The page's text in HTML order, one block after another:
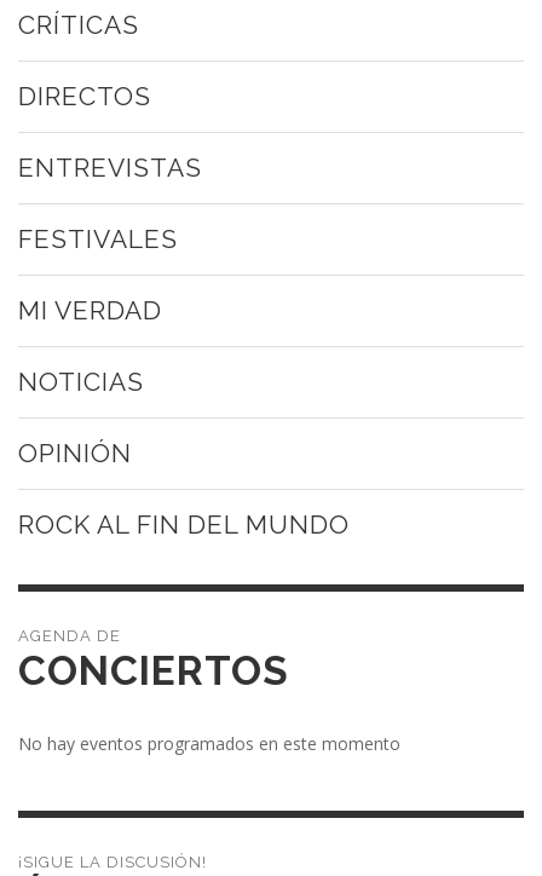
CRÍTICAS
DIRECTOS
ENTREVISTAS
FESTIVALES
MI VERDAD
NOTICIAS
OPINIÓN
ROCK AL FIN DEL MUNDO
CONCIERTOS
No hay eventos programados en este momento
¡SIGUE LA DISCUSIÓN!